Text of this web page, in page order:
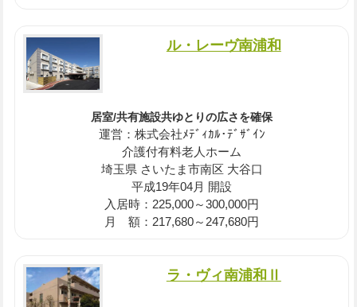
ル・レーヴ南浦和
居室/共有施設共ゆとりの広さを確保
運営：株式会社ﾒﾃﾞｨｶﾙ･ﾃﾞｻﾞｲﾝ
介護付有料老人ホーム
埼玉県 さいたま市南区 大谷口
平成19年04月 開設
入居時：225,000～300,000円
月 額：217,680～247,680円
ラ・ヴィ南浦和Ⅱ